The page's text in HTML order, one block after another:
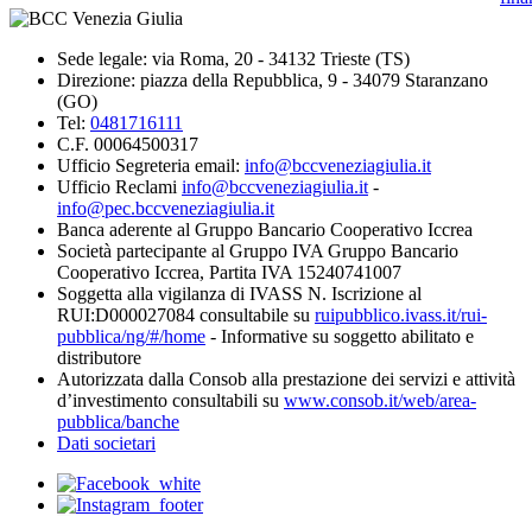
Sede legale: via Roma, 20 - 34132 Trieste (TS)
Direzione: piazza della Repubblica, 9 - 34079 Staranzano
(GO)
Tel: 0481716111
C.F. 00064500317
Ufficio Segreteria email: info@bccveneziagiulia.it
Ufficio Reclami info@bccveneziagiulia.it -
info@pec.bccveneziagiulia.it
Banca aderente al Gruppo Bancario Cooperativo Iccrea
Società partecipante al Gruppo IVA Gruppo Bancario
Cooperativo Iccrea, Partita IVA 15240741007
Soggetta alla vigilanza di IVASS N. Iscrizione al
RUI:D000027084 consultabile su ruipubblico.ivass.it/rui-
pubblica/ng/#/home - Informative su soggetto abilitato e
distributore
Autorizzata dalla Consob alla prestazione dei servizi e attività
d’investimento consultabili su www.consob.it/web/area-
pubblica/banche
Dati societari